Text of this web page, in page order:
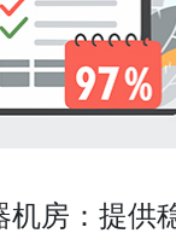
机房：提供